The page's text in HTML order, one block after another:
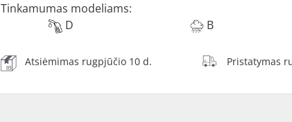
Tinkamumas modeliams:
D
B
Atsiėmimas rugpjūčio 10 d. Pristatymas